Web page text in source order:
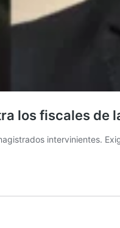
los fiscales de
intervinientes.